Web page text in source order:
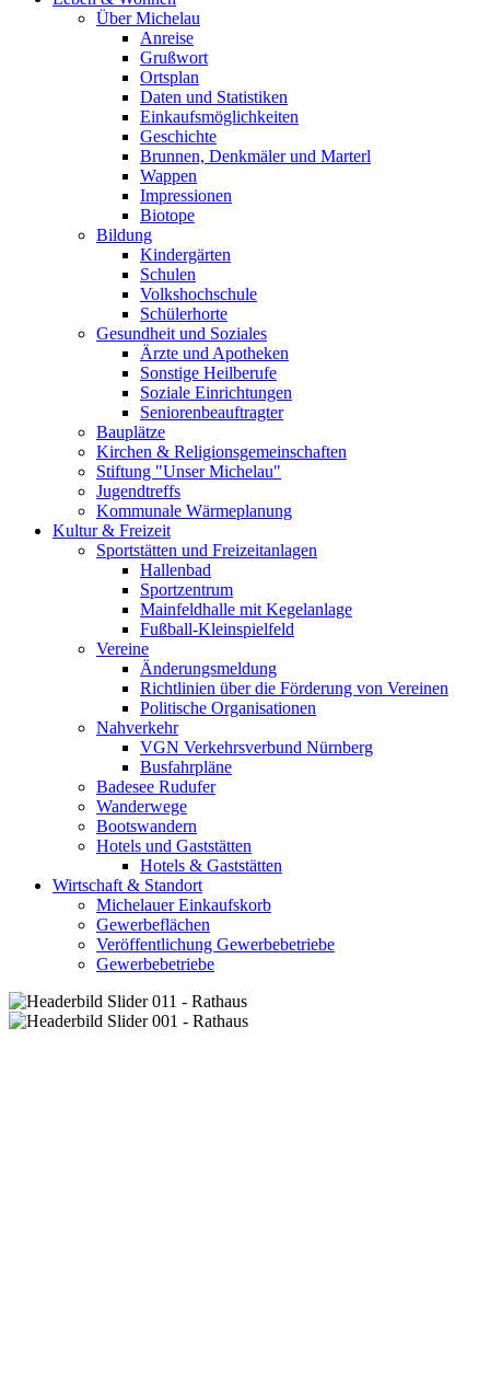
Über Michelau
Anreise
Grußwort
Ortsplan
Daten und Statistiken
Einkaufsmöglichkeiten
Geschichte
Brunnen, Denkmäler und Marterl
Wappen
Impressionen
Biotope
Bildung
Kindergärten
Schulen
Volkshochschule
Schülerhorte
Gesundheit und Soziales
Ärzte und Apotheken
Sonstige Heilberufe
Soziale Einrichtungen
Seniorenbeauftragter
Bauplätze
Kirchen & Religionsgemeinschaften
Stiftung "Unser Michelau"
Jugendtreffs
Kommunale Wärmeplanung
Kultur & Freizeit
Sportstätten und Freizeitanlagen
Hallenbad
Sportzentrum
Mainfeldhalle mit Kegelanlage
Fußball-Kleinspielfeld
Vereine
Änderungsmeldung
Richtlinien über die Förderung von Vereinen
Politische Organisationen
Nahverkehr
VGN Verkehrsverbund Nürnberg
Busfahrpläne
Badesee Rudufer
Wanderwege
Bootswandern
Hotels und Gaststätten
Hotels & Gaststätten
Wirtschaft & Standort
Michelauer Einkaufskorb
Gewerbeflächen
Veröffentlichung Gewerbebetriebe
Gewerbebetriebe